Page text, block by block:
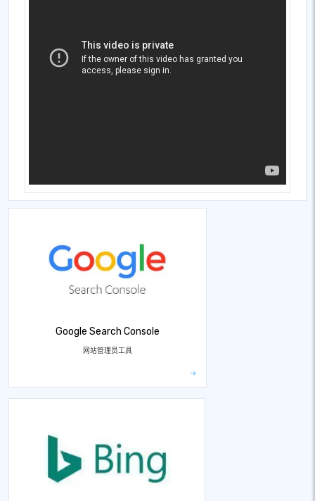
Google Search Console
网站管理员工具